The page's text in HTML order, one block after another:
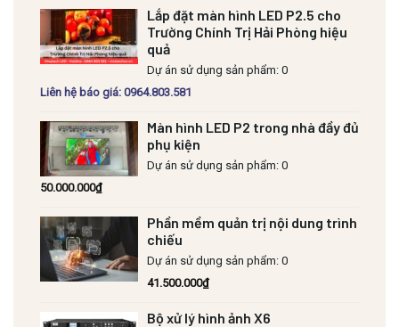
Lắp đặt màn hình LED P2.5 cho
Trường Chính Trị Hải Phòng hiệu
quả
Dự án sử dụng sản phẩm: 0
Liên hệ báo giá: 0964.803.581
Màn hình LED P2 trong nhà đầy đủ
phụ kiện
Dự án sử dụng sản phẩm: 0
50.000.000₫
Phần mềm quản trị nội dung trình
chiếu
Dự án sử dụng sản phẩm: 0
41.500.000₫
Bộ xử lý hình ảnh X6